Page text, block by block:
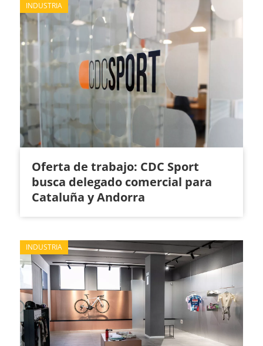
Oferta de trabajo: CDC Sport
busca delegado comercial para
Cataluña y Andorra
INDUSTRIA
INDUSTRIA